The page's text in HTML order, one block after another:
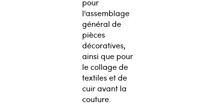
pour
l'assemblage
général de
pièces
décoratives,
ainsi que pour
le collage de
textiles et de
cuir avant la
couture.